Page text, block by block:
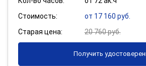
Стоимость:
от 17 160 руб.
Старая цена:
20 760 руб.
Получить